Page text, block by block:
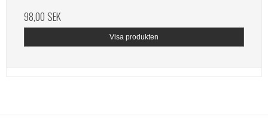
98,00 SEK
Visa produkten